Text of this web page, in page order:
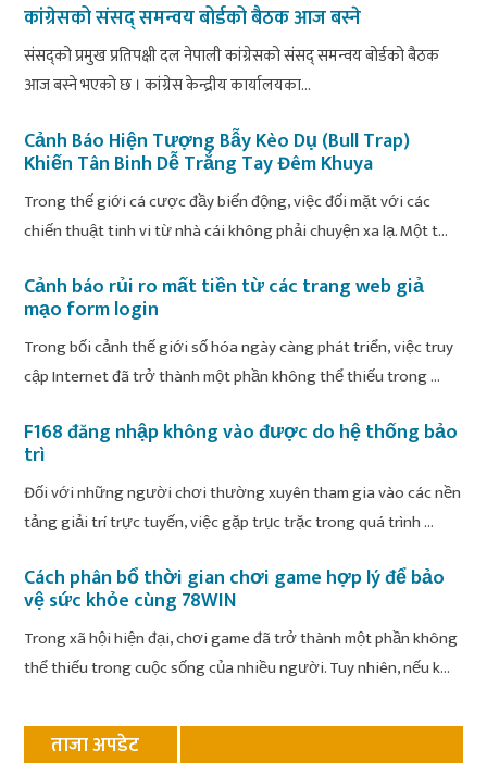
कांग्रेसको संसद् समन्वय बोर्डको बैठक आज बस्ने
संसद्को प्रमुख प्रतिपक्षी दल नेपाली कांग्रेसको संसद् समन्वय बोर्डको बैठक
आज बस्ने भएको छ । कांग्रेस केन्द्रीय कार्यालयका...
Cảnh Báo Hiện Tượng Bẫy Kèo Dụ (Bull Trap)
Khiến Tân Binh Dễ Trắng Tay Đêm Khuya
Trong thế giới cá cược đầy biến động, việc đối mặt với các
chiến thuật tinh vi từ nhà cái không phải chuyện xa lạ. Một t...
Cảnh báo rủi ro mất tiền từ các trang web giả
mạo form login
Trong bối cảnh thế giới số hóa ngày càng phát triển, việc truy
cập Internet đã trở thành một phần không thể thiếu trong ...
F168 đăng nhập không vào được do hệ thống bảo
trì
Đối với những người chơi thường xuyên tham gia vào các nền
tảng giải trí trực tuyến, việc gặp trục trặc trong quá trình ...
Cách phân bổ thời gian chơi game hợp lý để bảo
vệ sức khỏe cùng 78WIN
Trong xã hội hiện đại, chơi game đã trở thành một phần không
thể thiếu trong cuộc sống của nhiều người. Tuy nhiên, nếu k...
ताजा अपडेट